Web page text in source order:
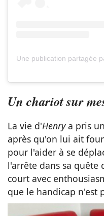
Un chariot sur
La vie d'Henrya pris
après qu'on lui ait
pour l'aider à se
l'arrête dans sa quête
court avec
que le handicap n'est